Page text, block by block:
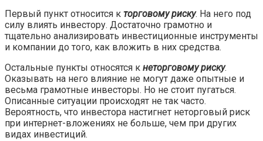
Первый пункт относится к торговому риску. На него под
силу влиять инвестору. Достаточно грамотно и
тщательно анализировать инвестиционные инструменты
и компании до того, как вложить в них средства.
Остальные пункты относятся к неторговому риску.
Оказывать на него влияние не могут даже опытные и
весьма грамотные инвесторы. Но не стоит пугаться.
Описанные ситуации происходят не так часто.
Вероятность, что инвестора настигнет неторговый риск
при интернет-вложениях не больше, чем при других
видах инвестиций.